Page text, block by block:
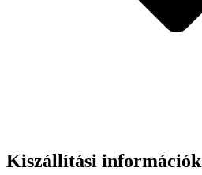
Kiszállítási információk